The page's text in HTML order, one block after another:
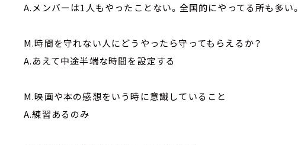
A.メンバーは1人もやったことない。全国的にやってる所も多い。
M.時間を守れない人にどうやったら守ってもらえるか？
A.あえて中途半端な時間を設定する
M.映画や本の感想をいう時に意識していること
A.練習あるのみ